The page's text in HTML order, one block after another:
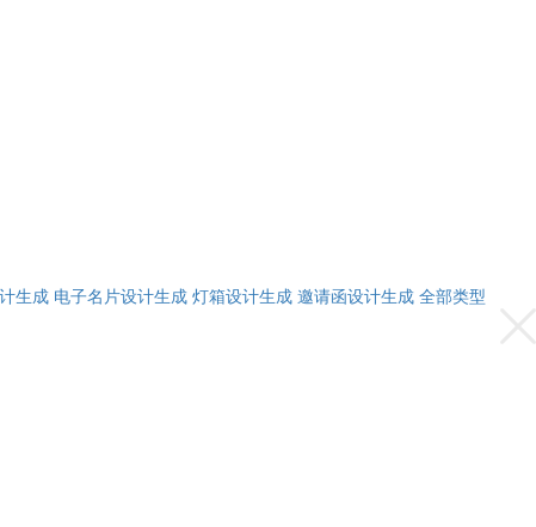
生成 电子名片设计生成 灯箱设计生成 邀请函设计生成 全部类型